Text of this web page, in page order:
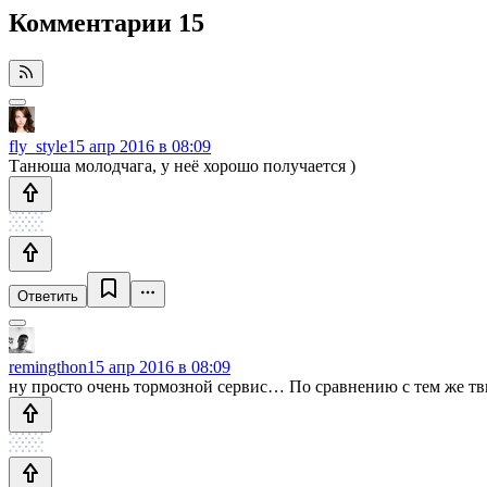
Комментарии 15
fly_style15 апр 2016 в 08:09
Танюша молодчага, у неё хорошо получается )
Ответить
remingthon15 апр 2016 в 08:09
ну просто очень тормозной сервис… По сравнению с тем же